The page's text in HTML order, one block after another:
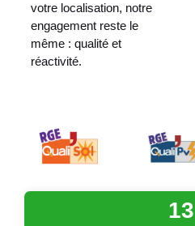
votre localisation, notre
engagement reste le
même : qualité et
réactivité.
13